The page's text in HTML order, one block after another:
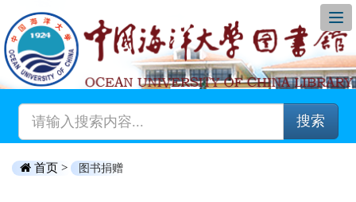
搜索
首页 > 图书捐赠